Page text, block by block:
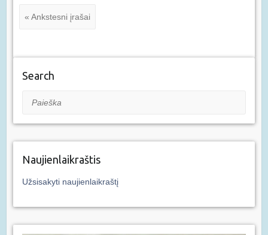
« Ankstesni įrašai
Search
Paieška
Naujienlaikraštis
Užsisakyti naujienlaikraštį